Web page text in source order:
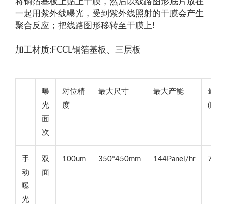
一起用紫外线曝光，受到紫外线照射的干膜会产生
聚合反应；把线路图形移转至干膜上!
加工材质:FCCL铜箔基板、三层板
曝
光
面
次
对位精
度
最大尺寸 最大产能
最小
(L/S)
手
动
曝
光
双
面
100um 350*450mm 144Panel/hr